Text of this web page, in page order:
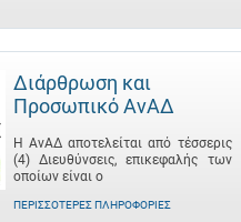
Διάρθρωση και
Προσωπικό ΑνΑΔ
Η ΑνΑΔ αποτελείται από τέσσερις
(4) Διευθύνσεις, επικεφαλής των
οποίων είναι ο
ΠΕΡΙΣΣΌΤΕΡΕΣ ΠΛΗΡΟΦΟΡΊΕΣ